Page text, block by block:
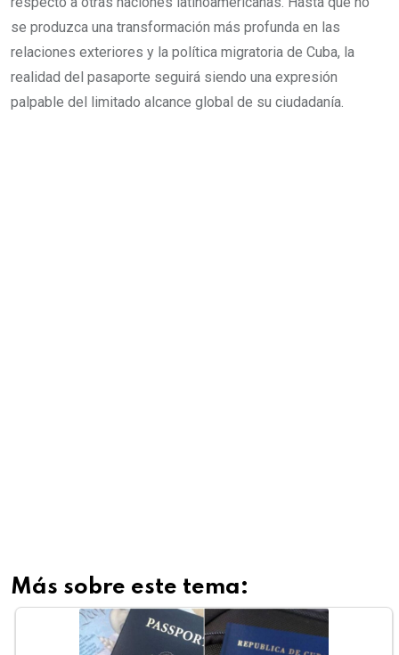
se produzca una transformación más profunda en las
relaciones exteriores y la política migratoria de Cuba, la
realidad del pasaporte seguirá siendo una expresión
palpable del limitado alcance global de su ciudadanía.
Más sobre este tema: